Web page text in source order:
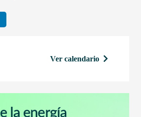
Ver calendario